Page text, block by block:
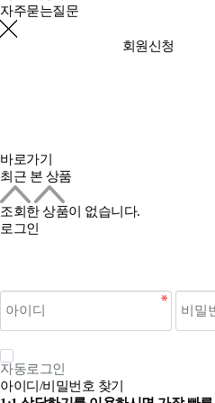
자주묻는질문
회원신청
바로가기
최근 본 상품
조회한 상품이 없습니다.
로그인
자동로그인
아이디/비밀번호 찾기